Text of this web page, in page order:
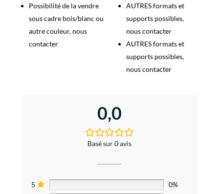
Possibilité de la vendre
sous cadre bois/blanc ou
autre couleur, nous
contacter
AUTRES formats et
supports possibles,
nous contacter
AUTRES formats et
supports possibles,
nous contacter
0,0
Basé sur 0 avis
5
0%